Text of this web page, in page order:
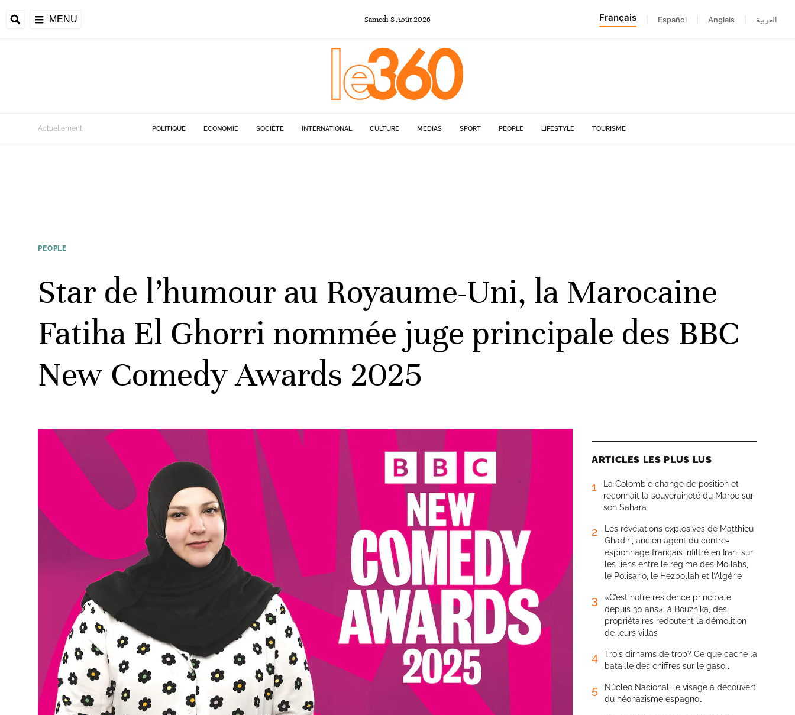
MENU Samedi 8Août2026 Français Español Anglais العربية
Actuellement POLITIQUE ECONOMIE SOCIÉTÉ INTERNATIONAL CULTURE MÉDIAS SPORT PEOPLE LIFESTYLE TOURISME
PEOPLE
Star de l’humour au Royaume-Uni, la Marocaine
Fatiha El Ghorri nommée juge principale des BBC
New Comedy Awards 2025
ARTICLES LES PLUS LUS
1
La Colombie change de position et
reconnaît la souveraineté du Maroc sur
son Sahara
2
Les révélations explosives de Matthieu
Ghadiri, ancien agent du contre-
espionnage français infiltré en Iran, sur
les liens entre le régime des Mollahs,
le Polisario, le Hezbollah et l’Algérie
3
«C’est notre résidence principale
depuis 30 ans»: à Bouznika, des
propriétaires redoutent la démolition
de leurs villas
4
Trois dirhams de trop? Ce que cache la
bataille des chiffres sur le gasoil
5
Núcleo Nacional, le visage à découvert
du néonazisme espagnol